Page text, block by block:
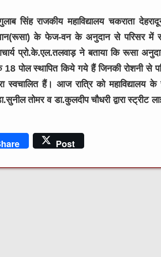
सिंह राजकीय महाविद्यालय चकराता
के फेज-वन के अनुदान से परिसर में
प्रो.के.एल.तलवाड़ ने बताया कि रूसा
पोल स्थापित किये गये हैं जिनकी रोशनी से
स्वचालित हैं। आज रात्रि को महाविद्यालय
तोमर व डा.कुलदीप चौधरी द्वारास्ट्रीट
Post